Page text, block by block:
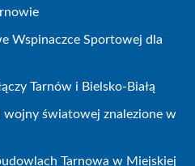
Wspinaczce Sportowej dla
Tarnów i Bielsko-Białą
wojny światowej znalezione w
Tarnowa w Miejskiej